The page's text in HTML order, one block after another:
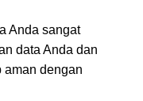
Anda sangat
data Anda dan
aman dengan